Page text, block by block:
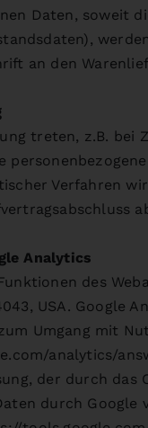
Daten, soweit
an den
treten, z.B. bei
Verfahren
Analytics
des
USA. Google
Umgang mit
analytics/
der durch das
durch